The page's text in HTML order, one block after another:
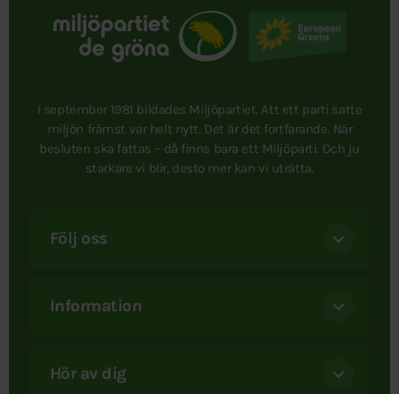
I september 1981 bildades Miljöpartiet. Att ett parti satte
miljön främst var helt nytt. Det är det fortfarande. När
besluten ska fattas – då finns bara ett Miljöparti. Och ju
starkare vi blir, desto mer kan vi uträtta.
Följ oss
Information
Hör av dig